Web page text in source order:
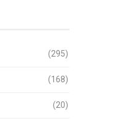
(295)
(168)
(20)